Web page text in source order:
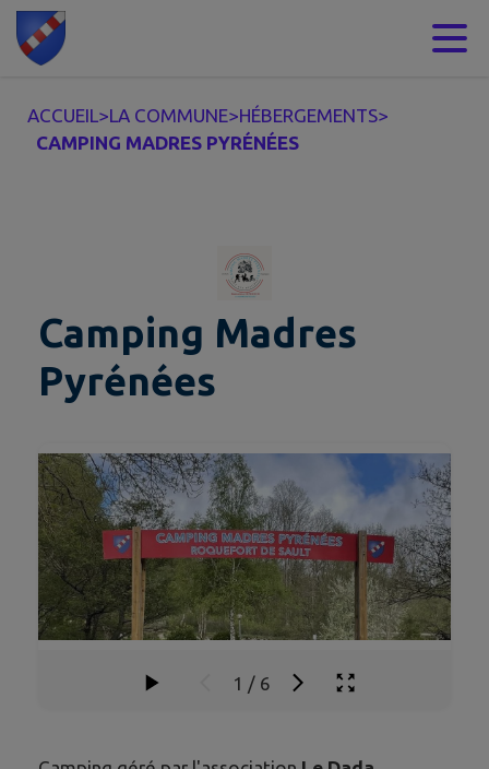
Contenu
ACCUEIL>LA COMMUNE>HÉBERGEMENTS>
CAMPING MADRES PYRÉNÉES
Camping Madres
Pyrénées
1 / 6